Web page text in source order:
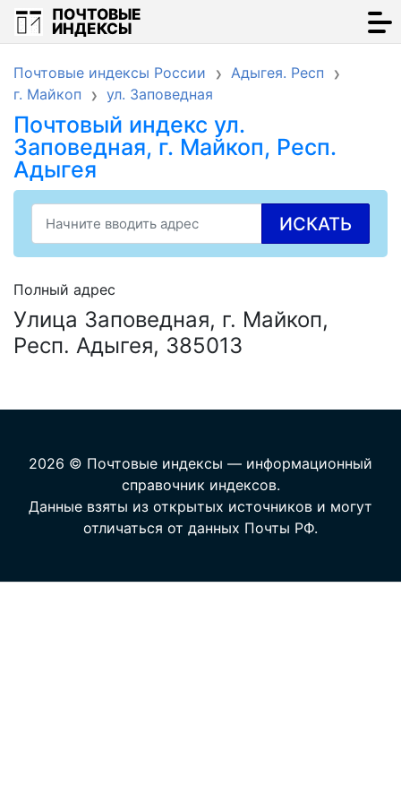
ПОЧТОВЫЕ
ИНДЕКСЫ
Почтовые индексы России
Адыгея. Респ
г. Майкоп
ул. Заповедная
Почтовый индекс ул.
Заповедная, г. Майкоп, Респ.
Адыгея
ИСКАТЬ
Полный адрес
Улица Заповедная, г. Майкоп,
Респ. Адыгея, 385013
2026 © Почтовые индексы — информационный
справочник индексов.
Данные взяты из открытых источников и могут
отличаться от данных Почты РФ.